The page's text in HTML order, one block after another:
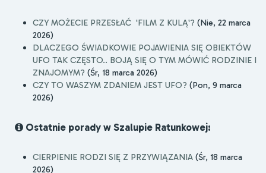
CZY MOŻECIE PRZESŁAĆ 'FILM Z KULĄ'? (Nie, 22 marca
2026)
DLACZEGO ŚWIADKOWIE POJAWIENIA SIĘ OBIEKTÓW
UFO TAK CZĘSTO.. BOJĄ SIĘ O TYM MÓWIĆ RODZINIE I
ZNAJOMYM? (Śr, 18 marca 2026)
CZY TO WASZYM ZDANIEM JEST UFO? (Pon, 9 marca
2026)
Ostatnie porady w Szalupie Ratunkowej:
CIERPIENIE RODZI SIĘ Z PRZYWIĄZANIA (Śr, 18 marca
2026)